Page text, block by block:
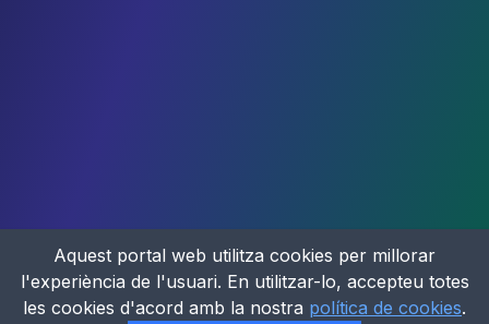
Aquest portal web utilitza cookies per millorar
l'experiència de l'usuari. En utilitzar-lo, accepteu totes
les cookies d'acord amb la nostra política de cookies.